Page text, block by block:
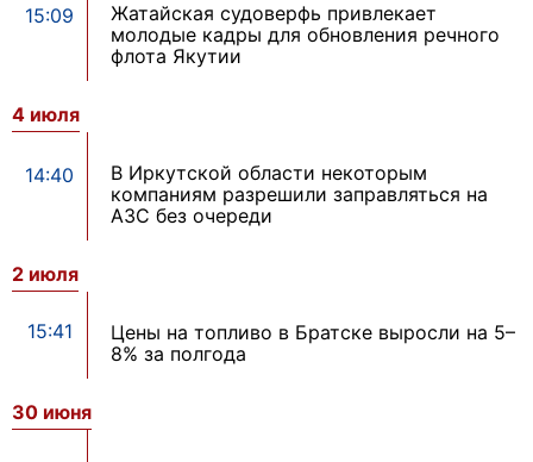
15:09
Жатайская судоверфь привлекает
молодые кадры для обновления речного
флота Якутии
4 июля
14:40
В Иркутской области некоторым
компаниям разрешили заправляться на
АЗС без очереди
2 июля
15:41
Цены на топливо в Братске выросли на 5–
8% за полгода
30 июня